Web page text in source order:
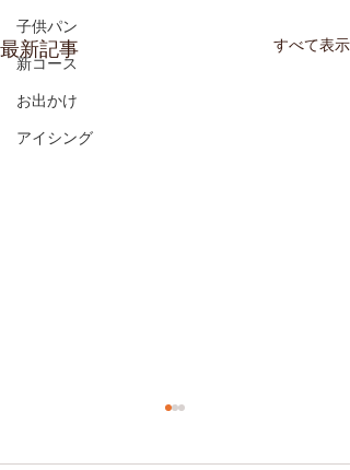
子供パン
新コース
お出かけ
アイシング
最新記事 すべて表示